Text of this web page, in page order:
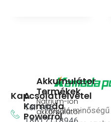
Kiváló
Akkumulátor
Termékek
Nátrium-ion
akkumulátor
A
Kamada
Powerről
Kapcsolatfelvétel
Tel: +86